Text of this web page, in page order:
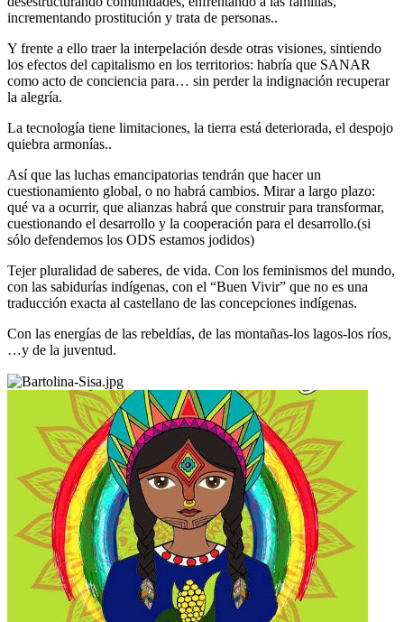
incrementando prostitución y trata de personas..
Y frente a ello traer la interpelación desde otras visiones, sintiendo
los efectos del capitalismo en los territorios: habría que SANAR
como acto de conciencia para… sin perder la indignación recuperar
la alegría.
La tecnología tiene limitaciones, la tierra está deteriorada, el despojo
quiebra armonías..
Así que las luchas emancipatorias tendrán que hacer un
cuestionamiento global, o no habrá cambios. Mirar a largo plazo:
qué va a ocurrir, que alianzas habrá que construir para transformar,
cuestionando el desarrollo y la cooperación para el desarrollo.(si
sólo defendemos los ODS estamos jodidos)
Tejer pluralidad de saberes, de vida. Con los feminismos del mundo,
con las sabidurías indígenas, con el “Buen Vivir” que no es una
traducción exacta al castellano de las concepciones indígenas.
Con las energías de las rebeldías, de las montañas-los lagos-los ríos,
…y de la juventud.